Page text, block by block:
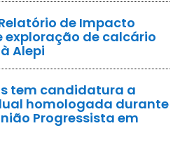
de Impacto
exploração de calcário
Alepi
tem candidatura a
homologada durante
Progressista em